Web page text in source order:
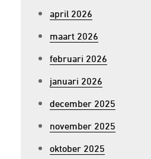
april 2026
maart 2026
februari 2026
januari 2026
december 2025
november 2025
oktober 2025